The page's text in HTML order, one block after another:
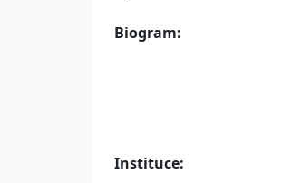
Biogram:
Instituce: